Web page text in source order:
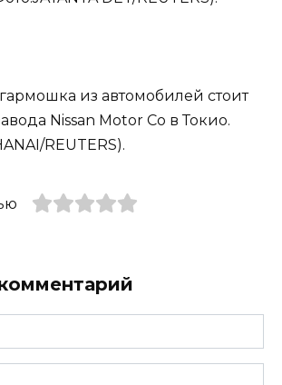
гармошка из автомобилей стоит
Nissan Motor Co в Токио.
REUTERS).